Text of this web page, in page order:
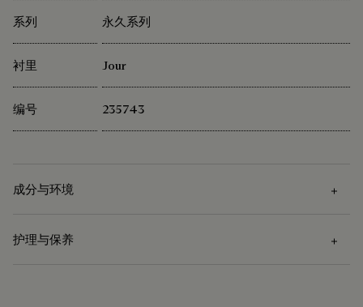
系列 永久系列
衬里 Jour
编号 235743
成分与环境
护理与保养